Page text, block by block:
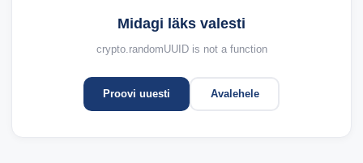
Midagi läks valesti
crypto.randomUUID is not a function
Proovi uuesti Avalehele